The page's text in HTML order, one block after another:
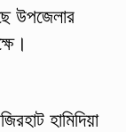
উপজেলার
হামিদিয়া